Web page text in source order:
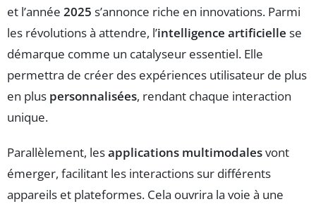
et l’année 2025 s’annonce riche en innovations. Parmi
les révolutions à attendre, l’intelligence artificielle se
démarque comme un catalyseur essentiel. Elle
permettra de créer des expériences utilisateur de plus
en plus personnalisées, rendant chaque interaction
unique.
Parallèlement, lesapplications multimodalesvont
émerger, facilitant les interactions sur différents
appareils et plateformes. Cela ouvrira la voie à une